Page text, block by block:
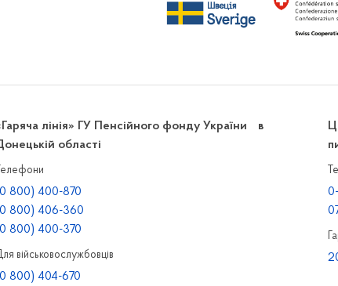
лінія» ГУ Пенсійного фонду України в
області
800) 400-870
800) 406-360
800) 400-370
військовослужбовців
800) 404-670